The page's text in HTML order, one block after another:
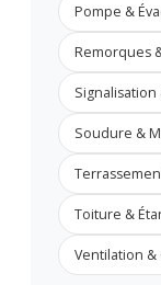
Pompe &
Remorques
Signalisation
Soudure &
Toiture &
Ventilation &